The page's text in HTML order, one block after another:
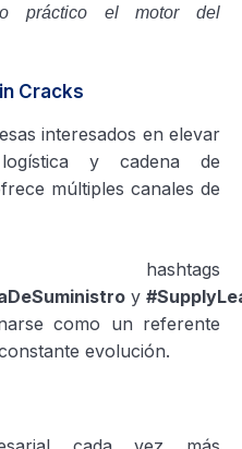
práctico el motor del
Cracks
interesados en elevar
y cadena de
múltiples canales de
y
como un referente
evolución.